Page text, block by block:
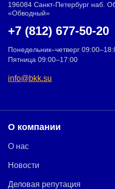
196084 Санкт-Петербург наб.
«Обводный»
+7 (812) 677-50-20
Понедельник–четверг
Пятница 09:00–17:00
info@bkk.su
О компании
О нас
Новости
Деловая репутация